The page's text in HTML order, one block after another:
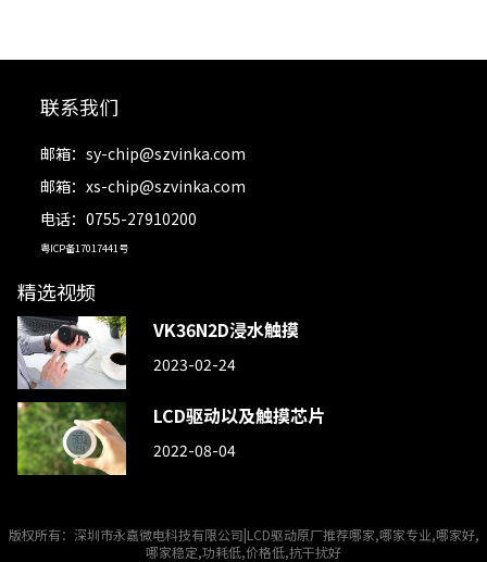
联系我们
邮箱： sy-chip@szvinka.com
邮箱： xs-chip@szvinka.com
电话：0755-27910200
粤ICP备17017441号
精选视频
VK36N2D浸水触摸
2023-02-24
LCD驱动以及触摸芯片
2022-08-04
版权所有：深圳市永嘉微电科技有限公司|LCD驱动原厂推荐哪家,哪家专业,哪家好,
哪家稳定,功耗低,价格低,抗干扰好